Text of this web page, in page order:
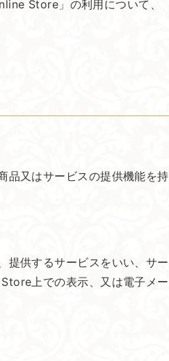
Store」の利用について、
又はサービスの提供機能を
供するサービスをいい、サ
上での表示、又は電子メ